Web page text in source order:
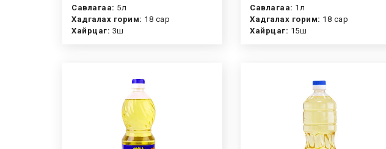
Савлагаа: 5л
Хадгалах горим: 18 сар
Хайрцаг: 3ш
Савлагаа: 1л
Хадгалах горим: 18 сар
Хайрцаг: 15ш